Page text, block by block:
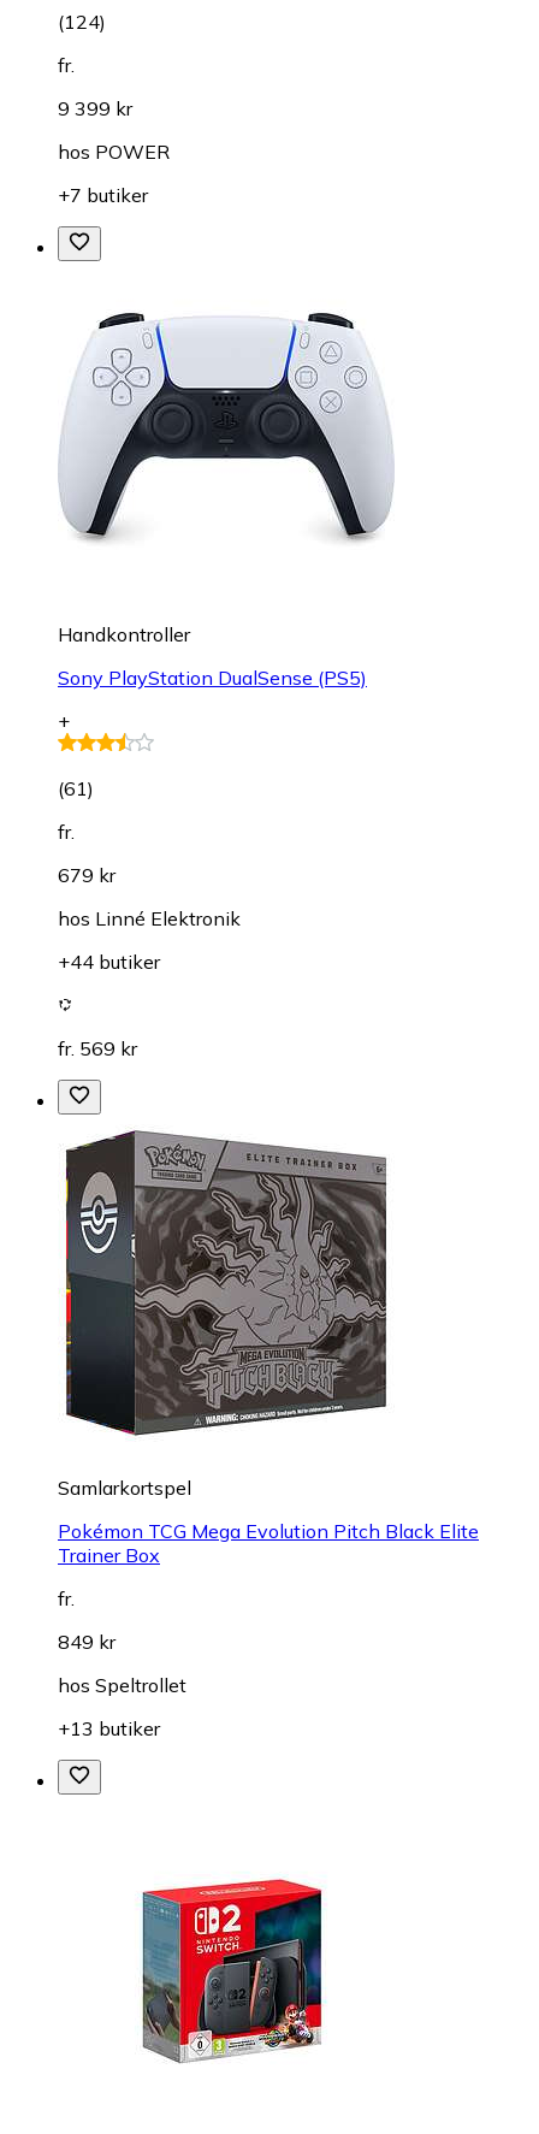
(124)
fr.
9 399 kr
hos POWER
+7 butiker
Handkontroller
Sony PlayStation DualSense (PS5)
+
(61)
fr.
679 kr
hos Linné Elektronik
+44 butiker
fr. 569 kr
Samlarkortspel
Pokémon TCG Mega Evolution Pitch Black Elite
Trainer Box
fr.
849 kr
hos Speltrollet
+13 butiker